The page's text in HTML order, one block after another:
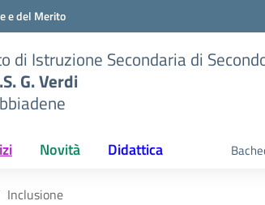
e del Merito
di Istruzione Secondaria di
G. Verdi
Novità Didattica
Inclusione